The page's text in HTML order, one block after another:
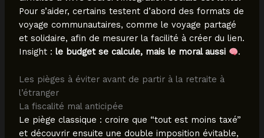
Pour s’aider, certains testent d’abord des formats de
voyage communautaires, comme le voyage partagé
et solidaire, afin de mesurer la facilité à créer du lien.
Insight : le budget se calcule, mais le moral aussi .
Les pièges à éviter avant de partir à la retraite à
l’étranger
La fiscalité mal anticipée
Le piège classique : croire que “tout est moins taxé”
et découvrir ensuite une double imposition évitable,